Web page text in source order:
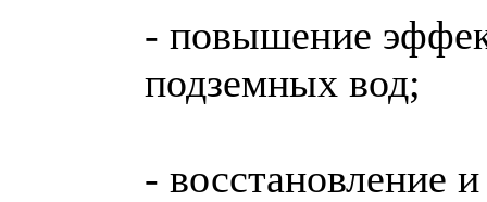
- повышение
подземных вод;
- восстановление